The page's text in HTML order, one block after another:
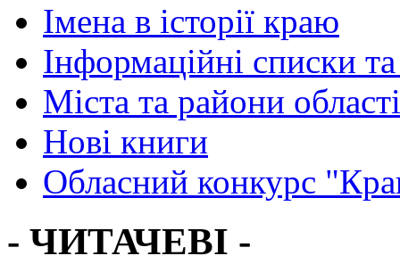
Імена в історії краю
Інформаційні списки
Міста та райони області
Нові книги
Обласний конкурс
- ЧИТАЧЕВІ -